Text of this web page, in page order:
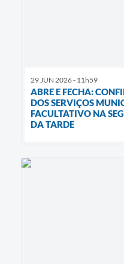
29 JUN 2026 - 11h59
ABRE E FECHA:
DOS SERVIÇOS
FACULTATIVO NA
DA TARDE